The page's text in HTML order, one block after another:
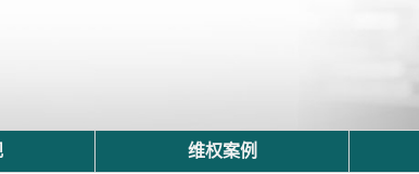
维权案例